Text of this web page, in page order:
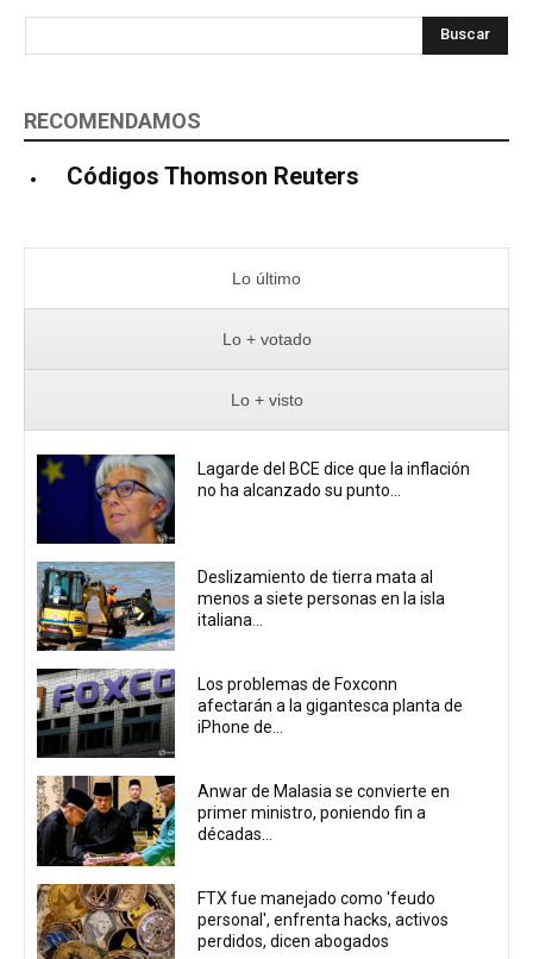
Buscar
RECOMENDAMOS
Códigos Thomson Reuters
Lo último
Lo + votado
Lo + visto
Lagarde del BCE dice que la inflación
no ha alcanzado su punto...
Deslizamiento de tierra mata al
menos a siete personas en la isla
italiana...
Los problemas de Foxconn
afectarán a la gigantesca planta de
iPhone de...
Anwar de Malasia se convierte en
primer ministro, poniendo fin a
décadas...
FTX fue manejado como 'feudo
personal', enfrenta hacks, activos
perdidos, dicen abogados